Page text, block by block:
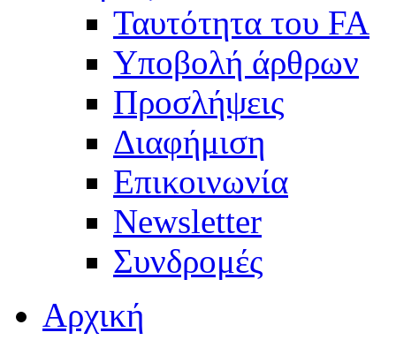
Ταυτότητα του FA
Υποβολή άρθρων
Προσλήψεις
Διαφήμιση
Επικοινωνία
Newsletter
Συνδρομές
Αρχική